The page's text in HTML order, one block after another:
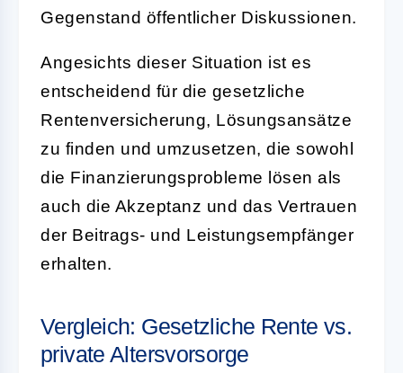
Gegenstand öffentlicher Diskussionen.
Angesichts dieser Situation ist es
entscheidend für die gesetzliche
Rentenversicherung, Lösungsansätze
zu finden und umzusetzen, die sowohl
die Finanzierungsprobleme lösen als
auch die Akzeptanz und das Vertrauen
der Beitrags- und Leistungsempfänger
erhalten.
Vergleich: Gesetzliche Rente vs.
private Altersvorsorge